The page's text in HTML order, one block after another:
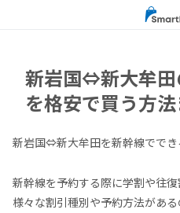
新岩国⇔新大牟田
を格安で買う方
新岩国⇔新大牟田を新幹線ででき
新幹線を予約する際に学割や往
様々な割引種別や予約方法があ